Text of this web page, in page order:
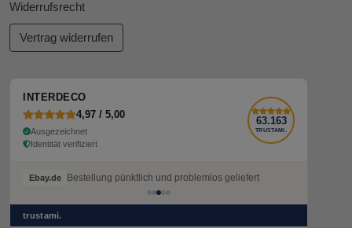
Widerrufsrecht
Vertrag widerrufen
INTERDECO
4,97 / 5,00
Ausgezeichnet
Identität verifiziert
63.163
TRUSTAMI.
Ebay.de Bestellung pünktlich und problemlos geliefert
trustami.